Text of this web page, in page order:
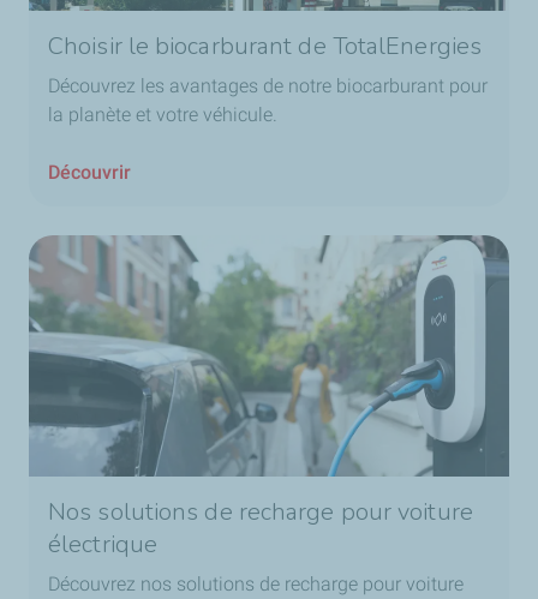
Choisir le biocarburant de TotalEnergies
Découvrez les avantages de notre biocarburant pour
la planète et votre véhicule.
Découvrir
Nos solutions de recharge pour voiture
électrique
Découvrez nos solutions de recharge pour voiture